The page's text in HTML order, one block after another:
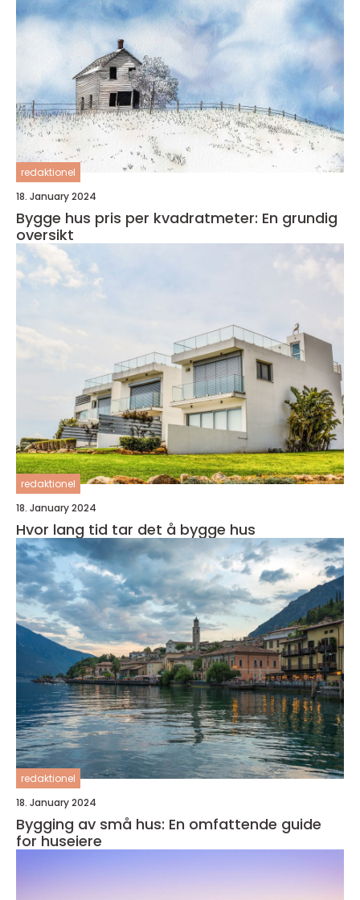
redaktionel
18. January 2024
Bygge hus pris per kvadratmeter: En grundig
oversikt
redaktionel
18. January 2024
Hvor lang tid tar det å bygge hus
redaktionel
18. January 2024
Bygging av små hus: En omfattende guide
for huseiere